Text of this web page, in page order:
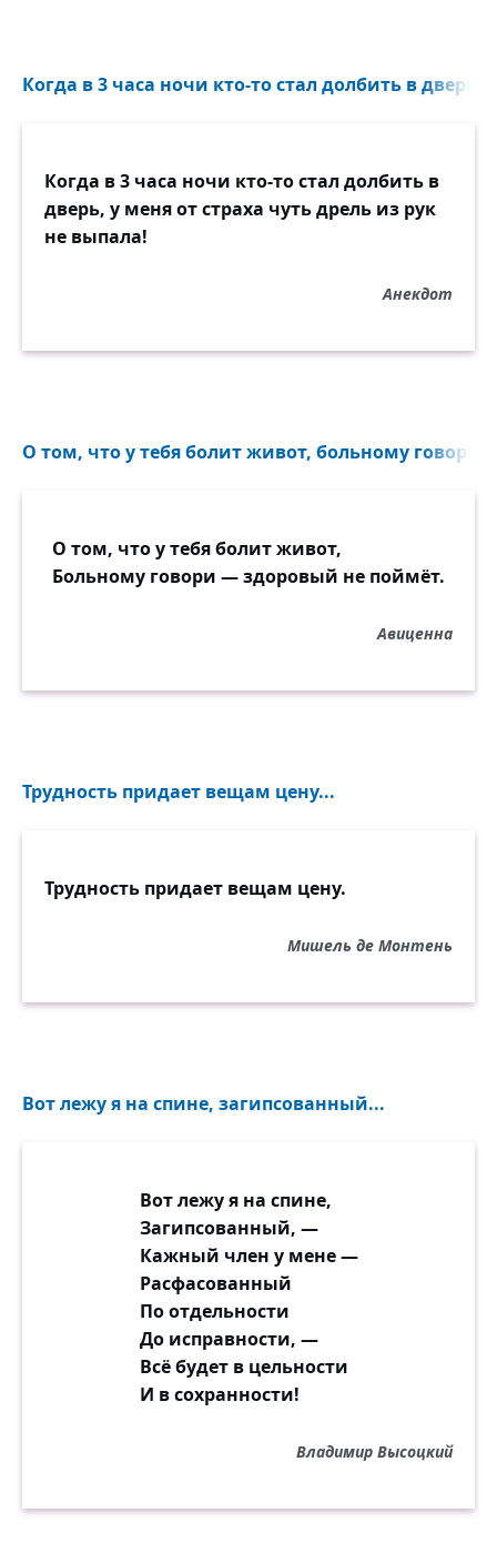
Когда в 3 часа ночи кто-то стал долбить в дверь...
Когда в 3 часа ночи кто-то стал долбить в
дверь, у меня от страха чуть дрель из рук
не выпала!
Анекдот
О том, что у тебя болит живот, больному
О том, что у тебя болит живот,
Больному говори — здоровый не поймёт.
Авиценна
Трудность придает вещам цену...
Трудность придает вещам цену.
Мишель де Монтень
Вот лежу я на спине, загипсованный...
Вот лежу я на спине,
Загипсованный, —
Кажный член у мене —
Расфасованный
По отдельности
До исправности, —
Всё будет в цельности
И в сохранности!
Владимир Высоцкий